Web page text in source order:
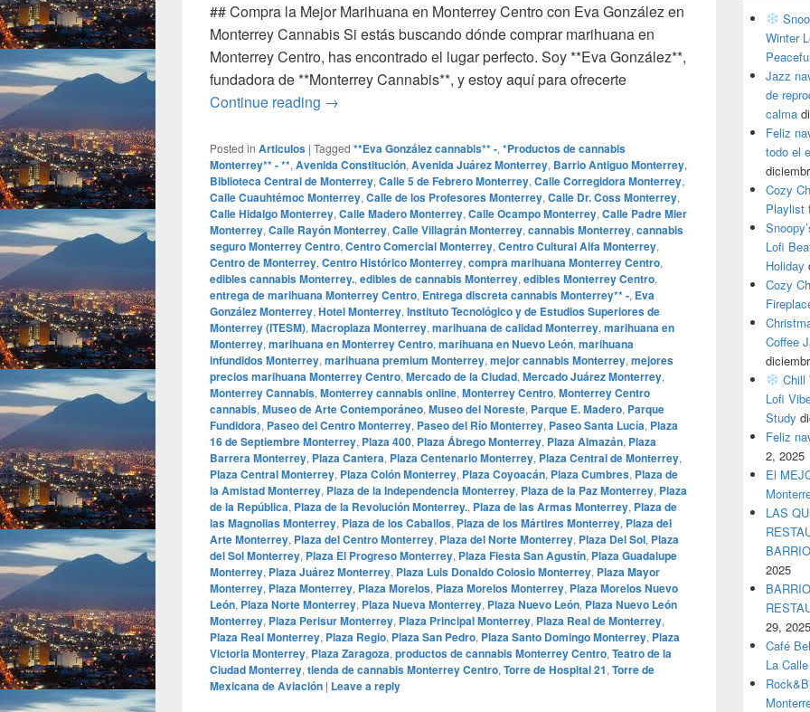
## Compra la Mejor Marihuana en Monterrey Centro con Eva González en
Monterrey Cannabis Si estás buscando dónde comprar marihuana en
Monterrey Centro, has encontrado el lugar perfecto. Soy **Eva González**,
fundadora de **Monterrey Cannabis**, y estoy aquí para ofrecerte
Continue reading ## Compra la Mejor Marihuana en Monterrey Centro con Eva González en
→
Posted in Articulos | Tagged **Eva González cannabis** -, *Productos de cannabis
Monterrey** - **, Avenida Constitución, Avenida Juárez Monterrey, Barrio Antiguo Monterrey,
Biblioteca Central de Monterrey, Calle 5 de Febrero Monterrey, Calle Corregidora Monterrey,
Calle Cuauhtémoc Monterrey, Calle de los Profesores Monterrey, Calle Dr. Coss Monterrey,
Calle Hidalgo Monterrey, Calle Madero Monterrey, Calle Ocampo Monterrey, Calle Padre Mier
Monterrey, Calle Rayón Monterrey, Calle Villagrán Monterrey, cannabis Monterrey, cannabis
seguro Monterrey Centro, Centro Comercial Monterrey, Centro Cultural Alfa Monterrey,
Centro de Monterrey, Centro Histórico Monterrey, compra marihuana Monterrey Centro,
edibles cannabis Monterrey., edibles de cannabis Monterrey, edibles Monterrey Centro,
entrega de marihuana Monterrey Centro, Entrega discreta cannabis Monterrey** -, Eva
González Monterrey, Hotel Monterrey, Instituto Tecnológico y de Estudios Superiores de
Monterrey (ITESM), Macroplaza Monterrey, marihuana de calidad Monterrey, marihuana en
Monterrey, marihuana en Monterrey Centro, marihuana en Nuevo León, marihuana
infundidos Monterrey, marihuana premium Monterrey, mejor cannabis Monterrey, mejores
precios marihuana Monterrey Centro, Mercado de la Ciudad, Mercado Juárez Monterrey,
Monterrey Cannabis, Monterrey cannabis online, Monterrey Centro, Monterrey Centro
cannabis, Museo de Arte Contemporáneo, Museo del Noreste, Parque E. Madero, Parque
Fundidora, Paseo del Centro Monterrey, Paseo del Río Monterrey, Paseo Santa Lucía, Plaza
16 de Septiembre Monterrey, Plaza 400, Plaza Ábrego Monterrey, Plaza Almazán, Plaza
Barrera Monterrey, Plaza Cantera, Plaza Centenario Monterrey, Plaza Central de Monterrey,
Plaza Central Monterrey, Plaza Colón Monterrey, Plaza Coyoacán, Plaza Cumbres, Plaza de
la Amistad Monterrey, Plaza de la Independencia Monterrey, Plaza de la Paz Monterrey, Plaza
de la República, Plaza de la Revolución Monterrey., Plaza de las Armas Monterrey, Plaza de
las Magnolias Monterrey, Plaza de los Caballos, Plaza de los Mártires Monterrey, Plaza del
Arte Monterrey, Plaza del Centro Monterrey, Plaza del Norte Monterrey, Plaza Del Sol, Plaza
del Sol Monterrey, Plaza El Progreso Monterrey, Plaza Fiesta San Agustín, Plaza Guadalupe
Monterrey, Plaza Juárez Monterrey, Plaza Luis Donaldo Colosio Monterrey, Plaza Mayor
Monterrey, Plaza Monterrey, Plaza Morelos, Plaza Morelos Monterrey, Plaza Morelos Nuevo
León, Plaza Norte Monterrey, Plaza Nueva Monterrey, Plaza Nuevo León, Plaza Nuevo León
Monterrey, Plaza Perisur Monterrey, Plaza Principal Monterrey, Plaza Real de Monterrey,
Plaza Real Monterrey, Plaza Regio, Plaza San Pedro, Plaza Santo Domingo Monterrey, Plaza
Victoria Monterrey, Plaza Zaragoza, productos de cannabis Monterrey Centro, Teatro de la
Ciudad Monterrey, tienda de cannabis Monterrey Centro, Torre de Hospital 21, Torre de
Mexicana de Aviación | Leave a reply
Winter
Jazz
de
calma
Feliz
todo el
Cozy
Playlist
Lofi
Holiday
Cozy
Coffee
Chill
Lofi
Study
Feliz
2, 2025
El
LAS
2025
29, 2025
Café
La Calle